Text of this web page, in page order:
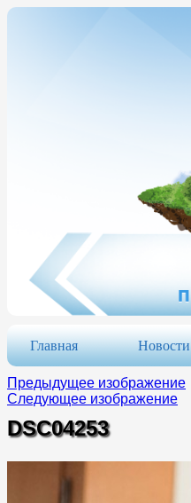
Главная Новости
Предыдущее изображение
Следующее изображение
DSC04253